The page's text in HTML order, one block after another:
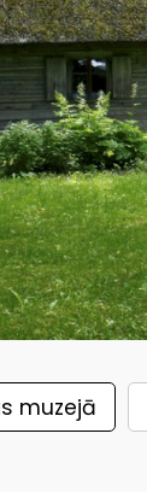
muzejā